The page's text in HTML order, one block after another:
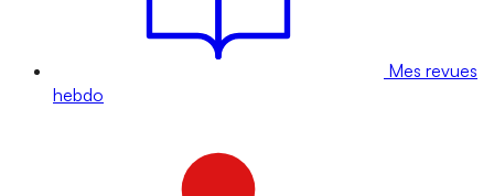
Mes revues
hebdo